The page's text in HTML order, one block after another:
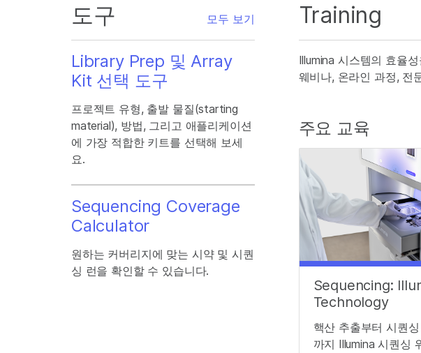
도구 모두 보기
Library Prep 및 Array
Kit 선택 도구
프로젝트 유형, 출발 물질(starting
material), 방법, 그리고 애플리케이션
에 가장 적합한 키트를 선택해 보세
요.
Sequencing Coverage
Calculator
원하는 커버리지에 맞는 시약 및 시퀀
싱 런을 확인할 수 있습니다.
Training
Illumina 시스템의 효율
웨비나, 온라인 과정, 전
주요 교육
Sequencing:
Technology
핵산 추출부터 시퀀
까지 Illumina 시퀀싱